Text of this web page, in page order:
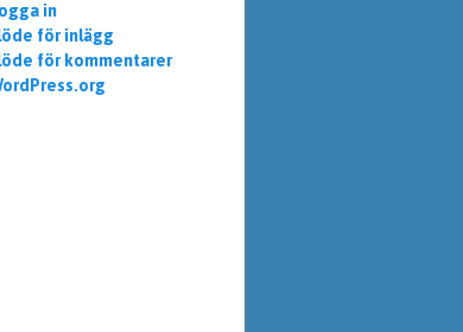
in
för inlägg
för kommentarer